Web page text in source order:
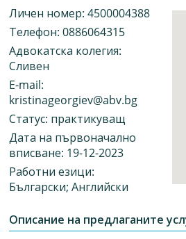
Личен номер: 4500004388
Телефон: 0886064315
Адвокатска колегия:
Сливен
E-mail:
kristinageorgiev@abv.bg
Статус: практикуващ
Дата на първоначално
вписване: 19-12-2023
Работни езици:
Български; Английски
Описание на предлаганите